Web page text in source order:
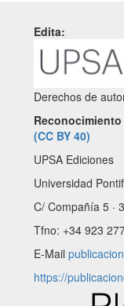
Edita:
Derechos de
Reconocimiento
(CC BY 40)
UPSA Ediciones
Universidad
C/ Compañía 5 ·
Tfno: +34 923
E-Mail
https://